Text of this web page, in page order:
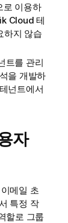
로 이용하
Cloud 테
하지 않습
트를 관리
을 개발하
넌트에서
자
메일 초
특정 작
할로 그룹